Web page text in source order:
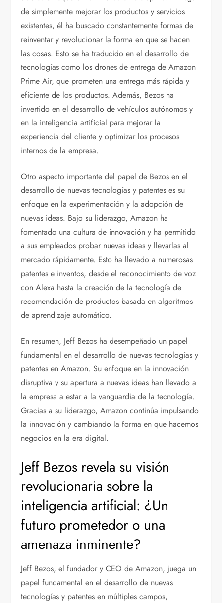
de simplemente mejorar los productos y servicios
existentes, él ha buscado constantemente formas de
reinventar y revolucionar la forma en que se hacen
las cosas. Esto se ha traducido en el desarrollo de
tecnologías como los drones de entrega de Amazon
Prime Air, que prometen una entrega más rápida y
eficiente de los productos. Además, Bezos ha
invertido en el desarrollo de vehículos autónomos y
en la inteligencia artificial para mejorar la
experiencia del cliente y optimizar los procesos
internos de la empresa.
Otro aspecto importante del papel de Bezos en el
desarrollo de nuevas tecnologías y patentes es su
enfoque en la experimentación y la adopción de
nuevas ideas. Bajo su liderazgo, Amazon ha
fomentado una cultura de innovación y ha permitido
a sus empleados probar nuevas ideas y llevarlas al
mercado rápidamente. Esto ha llevado a numerosas
patentes e inventos, desde el reconocimiento de voz
con Alexa hasta la creación de la tecnología de
recomendación de productos basada en algoritmos
de aprendizaje automático.
En resumen, Jeff Bezos ha desempeñado un papel
fundamental en el desarrollo de nuevas tecnologías y
patentes en Amazon. Su enfoque en la innovación
disruptiva y su apertura a nuevas ideas han llevado a
la empresa a estar a la vanguardia de la tecnología.
Gracias a su liderazgo, Amazon continúa impulsando
la innovación y cambiando la forma en que hacemos
negocios en la era digital.
Jeff Bezos revela su visión
revolucionaria sobre la
inteligencia artificial: ¿Un
futuro prometedor o una
amenaza inminente?
Jeff Bezos, el fundador y CEO de Amazon, juega un
papel fundamental en el desarrollo de nuevas
tecnologías y patentes en múltiples campos,